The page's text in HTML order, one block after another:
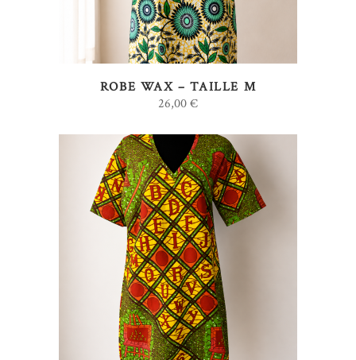
ROBE WAX – TAILLE M
26,00€
AJOUTER AU PANIER